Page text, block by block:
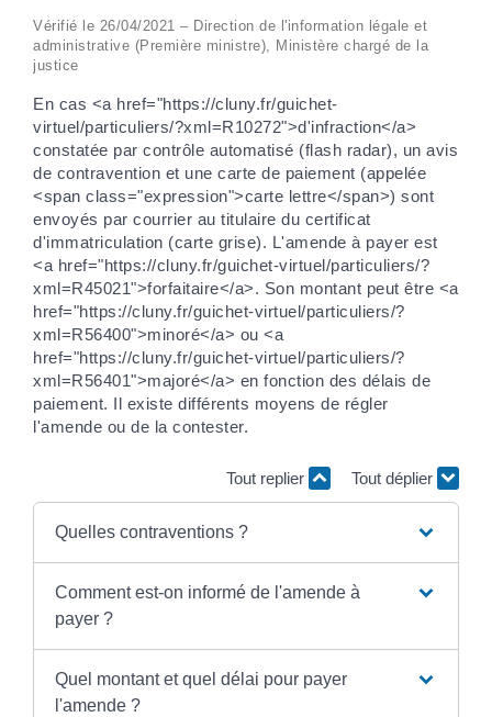
Vérifié le 26/04/2021 – Direction de l'information légale et
administrative (Première ministre), Ministère chargé de la
justice
En cas <a href="https://cluny.fr/guichet-
virtuel/particuliers/?xml=R10272">d'infraction</a>
constatée par contrôle automatisé (flash radar), un avis
de contravention et une carte de paiement (appelée
<span class="expression">carte lettre</span>) sont
envoyés par courrier au titulaire du certificat
d'immatriculation (carte grise). L'amende à payer est
<a href="https://cluny.fr/guichet-virtuel/particuliers/?
xml=R45021">forfaitaire</a>. Son montant peut être <a
href="https://cluny.fr/guichet-virtuel/particuliers/?
xml=R56400">minoré</a> ou <a
href="https://cluny.fr/guichet-virtuel/particuliers/?
xml=R56401">majoré</a> en fonction des délais de
paiement. Il existe différents moyens de régler
l'amende ou de la contester.
Tout replier Tout déplier
Quelles contraventions ?
Comment est-on informé de l'amende à
payer ?
Quel montant et quel délai pour payer
l'amende ?